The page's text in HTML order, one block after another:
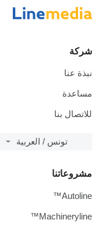
شركة
نبذة عنا
مساعدة
للاتصال بنا
تونس / العربية
مشروعاتنا
Autoline™
Machineryline™